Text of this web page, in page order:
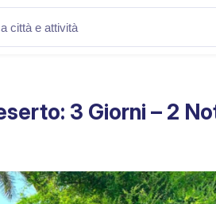
3 Giorni – 2